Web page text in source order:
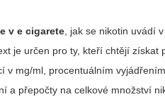
v e cigarete , jak se nikotin uvádí
je určen pro ty, kteří chtějí
v mg/ml, procentuálním
a přepočty na celkové množství